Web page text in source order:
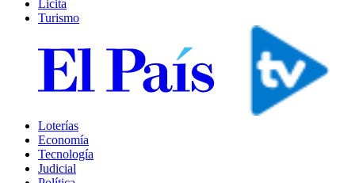
Licita
Turismo
Loterías
Economía
Tecnología
Judicial